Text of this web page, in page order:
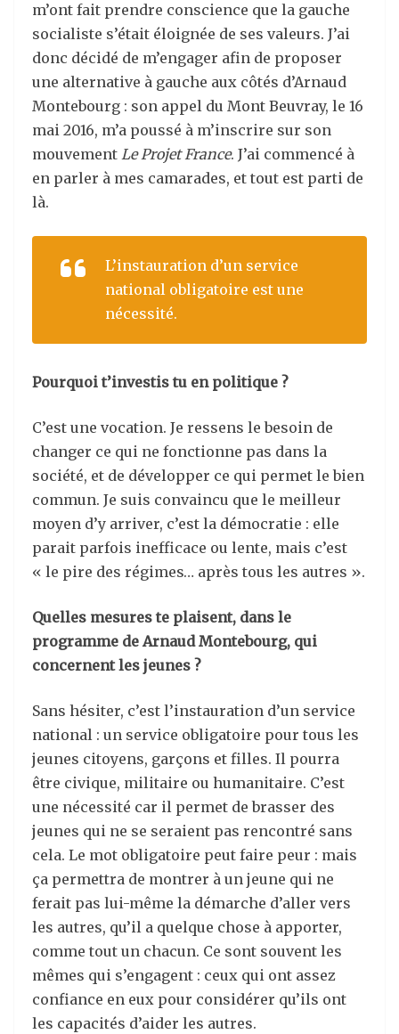
m’ont fait prendre conscience que la gauche
socialiste s’était éloignée de ses valeurs. J’ai
donc décidé de m’engager afin de proposer
une alternative à gauche aux côtés d’Arnaud
Montebourg : son appel du Mont Beuvray, le 16
mai 2016, m’a poussé à m’inscrire sur son
mouvement Le Projet France. J’ai commencé à
en parler à mes camarades, et tout est parti de
là.
L’instauration d’un service
national obligatoire est une
nécessité.
Pourquoi t’investis tu en politique ?
C’est une vocation. Je ressens le besoin de
changer ce qui ne fonctionne pas dans la
société, et de développer ce qui permet le bien
commun. Je suis convaincu que le meilleur
moyen d’y arriver, c’est la démocratie : elle
parait parfois inefficace ou lente, mais c’est
« le pire des régimes… après tous les autres ».
Quelles mesures te plaisent, dans le
programme de Arnaud Montebourg, qui
concernent les jeunes ?
Sans hésiter, c’est l’instauration d’un service
national : un service obligatoire pour tous les
jeunes citoyens, garçons et filles. Il pourra
être civique, militaire ou humanitaire. C’est
une nécessité car il permet de brasser des
jeunes qui ne se seraient pas rencontré sans
cela. Le mot obligatoire peut faire peur : mais
ça permettra de montrer à un jeune qui ne
ferait pas lui-même la démarche d’aller vers
les autres, qu’il a quelque chose à apporter,
comme tout un chacun. Ce sont souvent les
mêmes qui s’engagent : ceux qui ont assez
confiance en eux pour considérer qu’ils ont
les capacités d’aider les autres.